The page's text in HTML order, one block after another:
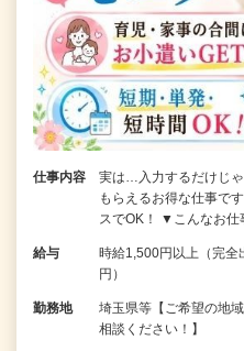
仕事内容
実は…入力するだけじ
もらえるお得な仕事で
スでOK！ ▼こんなお
給与
時給1,500円以上（完
円）
勤務地
埼玉県等【ご希望の地
相談ください！】